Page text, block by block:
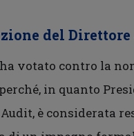
del
votato contro la
in quanto
è considerata